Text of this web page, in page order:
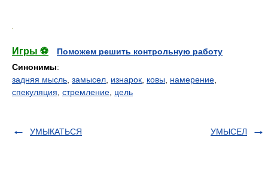
Игры ⚽
Поможем решить контрольную работу
Синонимы:
задняя мысль замысел изнарок ковы намерение
спекуляция стремление цель
УМЫКАТЬСЯ УМЫСЕЛ